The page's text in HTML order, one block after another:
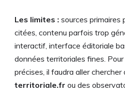
Les limites : sources
citées, contenu parfois trop
interactif, interface éditoriale
données territoriales fines.
précises, il faudra aller
territoriale.fr ou des